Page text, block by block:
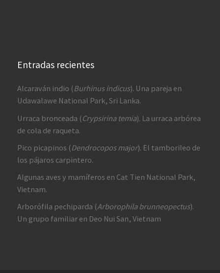
Entradas recientes
Alcaraván indio (Burhinus indicus). Una pareja en
Udawalawe National Park, Sri Lanka.
Urraca bronceada (Crypsirina temia). La urraca arbórea
de cola de raqueta.
Pico picapinos (Dendrocopos major). El tamborileo de
los pájaros carpintero.
Algunas aves y mamíferos en Cat Tien National Park,
Vietnam.
Arborófila pechiparda (Arborophila brunneopectus).
Un grupo familiar en Deo Nui San, Vietnam